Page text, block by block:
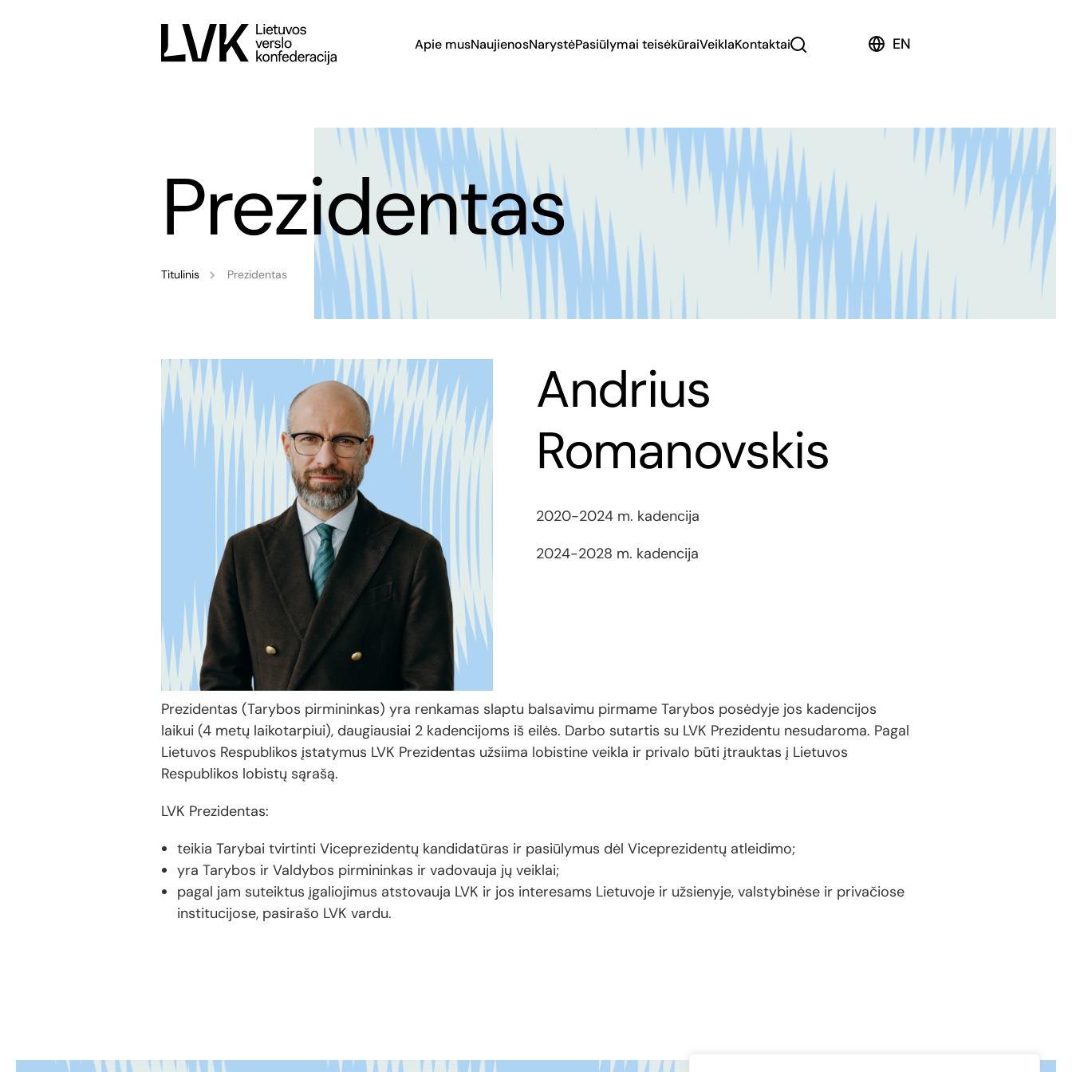
Apie musNaujienosNarystėPasiūlymai teisėkūraiVeiklaKontaktai EN
Prezidentas
Titulinis Prezidentas
Andrius
Romanovskis
2020-2024 m. kadencija
2024-2028 m. kadencija
Prezidentas (Tarybos pirmininkas) yra renkamas slaptu balsavimu pirmame Tarybos posėdyje jos kadencijos
laikui (4 metų laikotarpiui), daugiausiai 2 kadencijoms iš eilės. Darbo sutartis su LVK Prezidentu nesudaroma. Pagal
Lietuvos Respublikos įstatymus LVK Prezidentas užsiima lobistine veikla ir privalo būti įtrauktas į Lietuvos
Respublikos lobistų sąrašą.
LVK Prezidentas:
teikia Tarybai tvirtinti Viceprezidentų kandidatūras ir pasiūlymus dėl Viceprezidentų atleidimo;
yra Tarybos ir Valdybos pirmininkas ir vadovauja jų veiklai;
pagal jam suteiktus įgaliojimus atstovauja LVK ir jos interesams Lietuvoje ir užsienyje, valstybinėse ir privačiose
institucijose, pasirašo LVK vardu.